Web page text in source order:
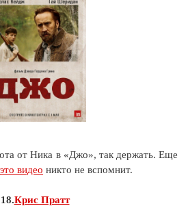
от Ника в «Джо», так держать. Еще
это видео никто не вспомнит.
18.Крис Пратт